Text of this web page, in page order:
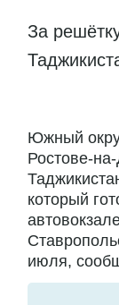
За
Южный
Ростове-
который
июля,